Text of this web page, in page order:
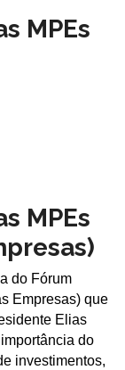
MPEs
MPEs
do Fórum
Empresas) que
Elias
do
investimentos,